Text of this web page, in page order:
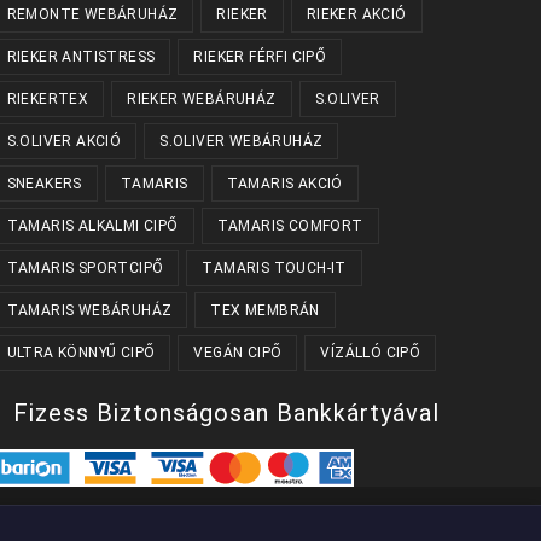
REMONTE WEBÁRUHÁZ RIEKER RIEKER AKCIÓ
RIEKER ANTISTRESS RIEKER FÉRFI CIPŐ
RIEKERTEX RIEKER WEBÁRUHÁZ S.OLIVER
S.OLIVER AKCIÓ S.OLIVER WEBÁRUHÁZ
SNEAKERS TAMARIS TAMARIS AKCIÓ
TAMARIS ALKALMI CIPŐ TAMARIS COMFORT
TAMARIS SPORTCIPŐ TAMARIS TOUCH-IT
TAMARIS WEBÁRUHÁZ TEX MEMBRÁN
ULTRA KÖNNYŰ CIPŐ VEGÁN CIPŐ VÍZÁLLÓ CIPŐ
Fizess Biztonságosan Bankkártyával